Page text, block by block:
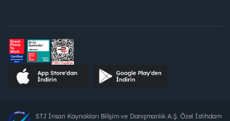
STJ İnsan Kaynakları Bilişim ve Danışmanlık A.Ş. Özel İstihdam